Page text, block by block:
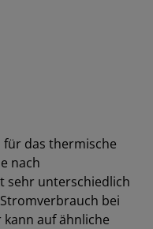
für das thermische
nach
sehr unterschiedlich
bei
auf ähnliche